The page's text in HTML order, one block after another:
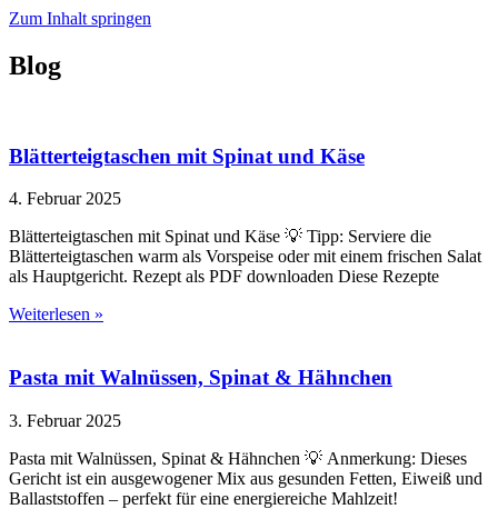
Zum Inhalt springen
Blog
Blätterteigtaschen mit Spinat und Käse
4. Februar 2025
Blätterteigtaschen mit Spinat und Käse 💡 Tipp: Serviere die
Blätterteigtaschen warm als Vorspeise oder mit einem frischen Salat
als Hauptgericht. Rezept als PDF downloaden Diese Rezepte
Weiterlesen »
Pasta mit Walnüssen, Spinat & Hähnchen
3. Februar 2025
Pasta mit Walnüssen, Spinat & Hähnchen 💡 Anmerkung: Dieses
Gericht ist ein ausgewogener Mix aus gesunden Fetten, Eiweiß und
Ballaststoffen – perfekt für eine energiereiche Mahlzeit!